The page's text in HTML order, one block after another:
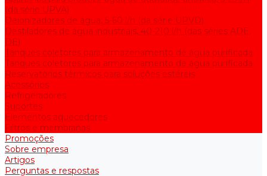
(da série UPVA)
Deionizadores de água, 5-60 l/h (da série UPVD)
Destiladores de água industriais, 40-210 l/h (das séries ADE,
DE)
Tanques coletores para armazenamento de água purificada
Tanques coletores para armazenamento de água purificada
Reservatórios térmicos para soluções estéreis
Acessórios
Refrigeradores
Suportes
Elementos aquecedores
Filtros e membranas
Promoções
Sobre empresa
Artigos
Perguntas e respostas